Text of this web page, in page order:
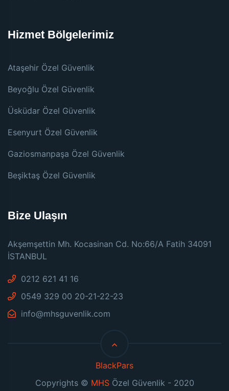
Hizmet Bölgelerimiz
Ataşehir Özel Güvenlik
Beyoğlu Özel Güvenlik
Üsküdar Özel Güvenlik
Esenyurt Özel Güvenlik
Gaziosmanpaşa Özel Güvenlik
Beşiktaş Özel Güvenlik
Bize Ulaşın
Akşemşettin Mh. Kocasinan Cd. No:66/A Fatih 34091
İSTANBUL
0212 621 41 16
0549 329 00 20-21-22-23
info@mhsguvenlik.com
Copyrights © MHSÖzel Güvenlik - 2020
BlackPars